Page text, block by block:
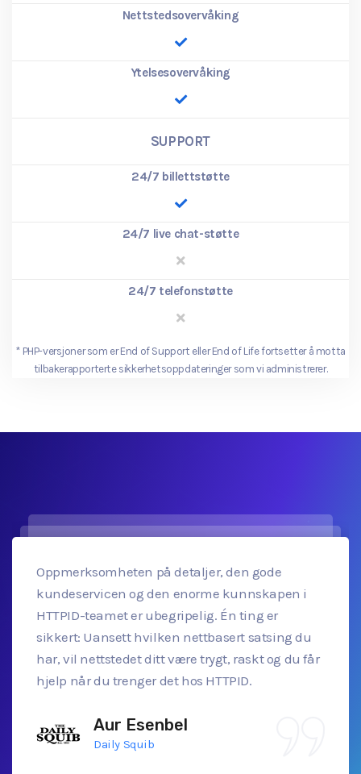
Nettstedsovervåking
Ytelsesovervåking
SUPPORT
24/7 billettstøtte
24/7 live chat-støtte
24/7 telefonstøtte
* PHP-versjoner som er End of Support eller End of Life fortsetter å motta
tilbakerapporterte sikkerhetsoppdateringer som vi administrerer.
Oppmerksomheten på detaljer, den gode
kundeservicen og den enorme kunnskapen i
HTTPID-teamet er ubegripelig. Én ting er
sikkert: Uansett hvilken nettbasert satsing du
har, vil nettstedet ditt være trygt, raskt og du får
hjelp når du trenger det hos HTTPID.
Aur Esenbel
Daily Squib